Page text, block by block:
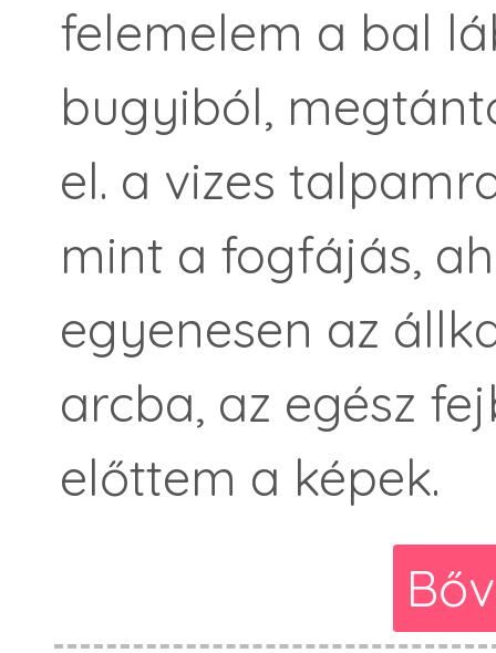
felemelem a bal
bugyiból,
el. a vizes
mint a fogfájás,
egyenesen az
arcba, az egész
előttem a képek.